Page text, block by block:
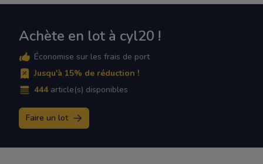
Achète en lot à cyl20 !
Économise sur les frais de port
Jusqu'à 15% de réduction !
444 article(s) disponibles
Faire un lot